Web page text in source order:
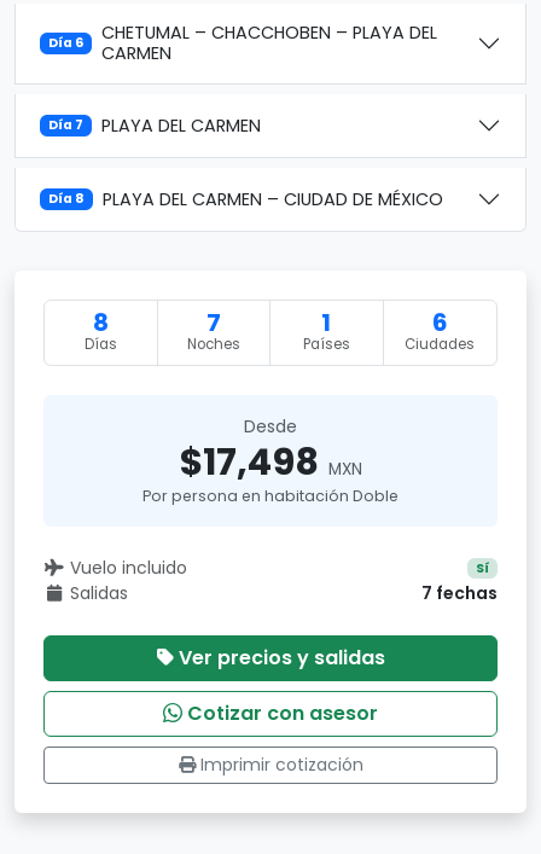
Día 6
CHETUMAL – CHACCHOBEN – PLAYA DEL
CARMEN
Día 7 PLAYA DEL CARMEN
Día 8 PLAYA DEL CARMEN – CIUDAD DE MÉXICO
8
Días
7
Noches
1
Países
6
Ciudades
Desde
$17,498 MXN
Por persona en habitación Doble
Vuelo incluido Sí
Salidas 7 fechas
Ver precios y salidas
Cotizar con asesor
Imprimir cotización